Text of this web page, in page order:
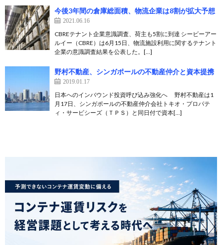
今後3年間の倉庫総面積、物流企業は8割が拡大予想
2021.06.16
CBREテナント企業意識調査、荷主も5割に到達 シービーアー
ルイー（CBRE）は6月15日、物流施設利用に関するテナント
企業の意識調査結果を公表した。[…]
野村不動産、シンガポールの不動産仲介と資本提携
2019.01.17
日本へのインバウンド投資呼び込み強化へ 野村不動産は1
月17日、シンガポールの不動産仲介会社トキオ・プロパテ
ィ・サービシーズ（ＴＰＳ）と同日付で資本[…]